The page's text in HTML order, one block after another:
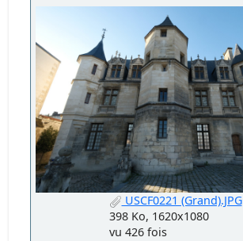
USCF0221 (Grand).JPG
398 Ko, 1620x1080
vu 426 fois